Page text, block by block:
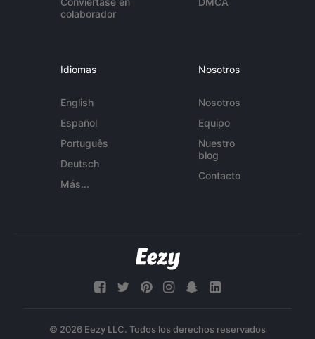
colaborador
Idiomas
English
Español
Português
Deutsch
Más...
Nosotros
Nosotros
Equipo
Nuestro
blog
Contacto
© 2026 Eezy LLC. Todos los derechos reservados